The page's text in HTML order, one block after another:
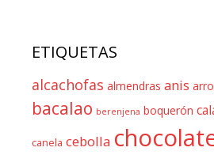
ETIQUETAS
alcachofas almendras anis
bacalao berenjena boquerón
canela cebolla